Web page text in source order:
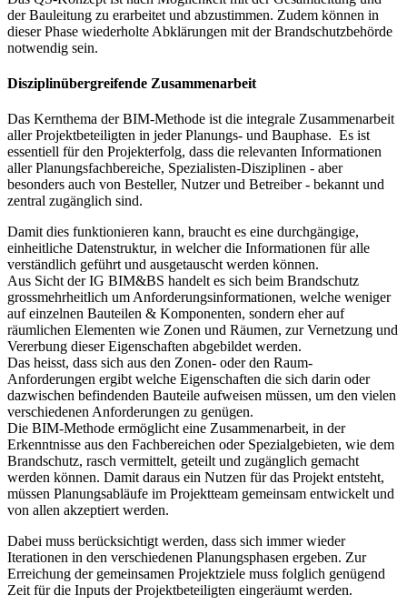
der Bauleitung zu erarbeitet und abzustimmen. Zudem können in
dieser Phase wiederholte Abklärungen mit der Brandschutzbehörde
notwendig sein.
Disziplinübergreifende Zusammenarbeit
Das Kernthema der BIM-Methode ist die integrale Zusammenarbeit
aller Projektbeteiligten in jeder Planungs- und Bauphase. Es ist
essentiell für den Projekterfolg, dass die relevanten Informationen
aller Planungsfachbereiche, Spezialisten-Disziplinen - aber
besonders auch von Besteller, Nutzer und Betreiber - bekannt und
zentral zugänglich sind.
Damit dies funktionieren kann, braucht es eine durchgängige,
einheitliche Datenstruktur, in welcher die Informationen für alle
verständlich geführt und ausgetauscht werden können.
Aus Sicht der IG BIM&BS handelt es sich beim Brandschutz
grossmehrheitlich um Anforderungsinformationen, welche weniger
auf einzelnen Bauteilen & Komponenten, sondern eher auf
räumlichen Elementen wie Zonen und Räumen, zur Vernetzung und
Vererbung dieser Eigenschaften abgebildet werden.
Das heisst, dass sich aus den Zonen- oder den Raum-
Anforderungen ergibt welche Eigenschaften die sich darin oder
dazwischen befindenden Bauteile aufweisen müssen, um den vielen
verschiedenen Anforderungen zu genügen.
Die BIM-Methode ermöglicht eine Zusammenarbeit, in der
Erkenntnisse aus den Fachbereichen oder Spezialgebieten, wie dem
Brandschutz, rasch vermittelt, geteilt und zugänglich gemacht
werden können. Damit daraus ein Nutzen für das Projekt entsteht,
müssen Planungsabläufe im Projektteam gemeinsam entwickelt und
von allen akzeptiert werden.
Dabei muss berücksichtigt werden, dass sich immer wieder
Iterationen in den verschiedenen Planungsphasen ergeben. Zur
Erreichung der gemeinsamen Projektziele muss folglich genügend
Zeit für die Inputs der Projektbeteiligten eingeräumt werden.